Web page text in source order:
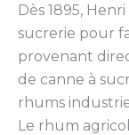
Dès 1895,
sucrerie pour
provenant
de canne à
rhums
Le rhum